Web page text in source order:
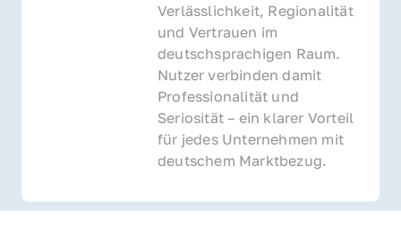
Verlässlichkeit, Regionalität
und Vertrauen im
deutschsprachigen Raum.
Nutzer verbinden damit
Professionalität und
Seriosität – ein klarer Vorteil
für jedes Unternehmen mit
deutschem Marktbezug.